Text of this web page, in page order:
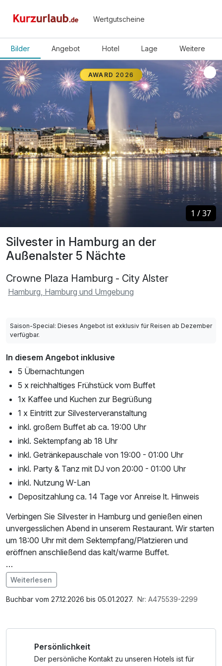
Wertgutscheine
Bilder Angebot Hotel Lage Weitere
Silvester in Hamburg an der
Außenalster 5 Nächte
Crowne Plaza Hamburg - City Alster
Hamburg, Hamburg und Umgebung
AWARD 2026
1 /37
1 /37
Saison-Special: Dieses Angebot ist exklusiv für Reisen ab Dezember
verfügbar.
In diesem Angebot inklusive
5 Übernachtungen
5 x reichhaltiges Frühstück vom Buffet
1x Kaffee und Kuchen zur Begrüßung
1 x Eintritt zur Silvesterveranstaltung
inkl. großem Buffet ab ca. 19:00 Uhr
inkl. Sektempfang ab 18 Uhr
inkl. Getränkepauschale von 19:00 - 01:00 Uhr
inkl. Party & Tanz mit DJ von 20:00 - 01:00 Uhr
inkl. Nutzung W-Lan
Depositzahlung ca. 14 Tage vor Anreise lt. Hinweis
Verbingen Sie Silvester in Hamburg und genießen einen
unvergesslichen Abend in unserem Restaurant. Wir starten
um 18:00 Uhr mit dem Sektempfang/Platzieren und
eröffnen anschließend das kalt/warme Buffet.
Im Zeitraum von 19:00 - 01:00 Uhr sind alle alkoholfreien
Getränke, Bier, Hausweine und Sekt in Ihrer
Getränkepauschale enthalten.
Bitte beachten Sie, dass mit Ablauf der kostenfreien
Im Angebot enthalten
1 Flasche Mineralwasser, Nutzung des Fitnessbereichs, W-
Weiterlesen
Buchbar vom 27.12.2026 bis 05.01.2027. Nr: A475539-2299
Persönlichkeit
Der persönliche Kontakt zu unseren Hotels ist für